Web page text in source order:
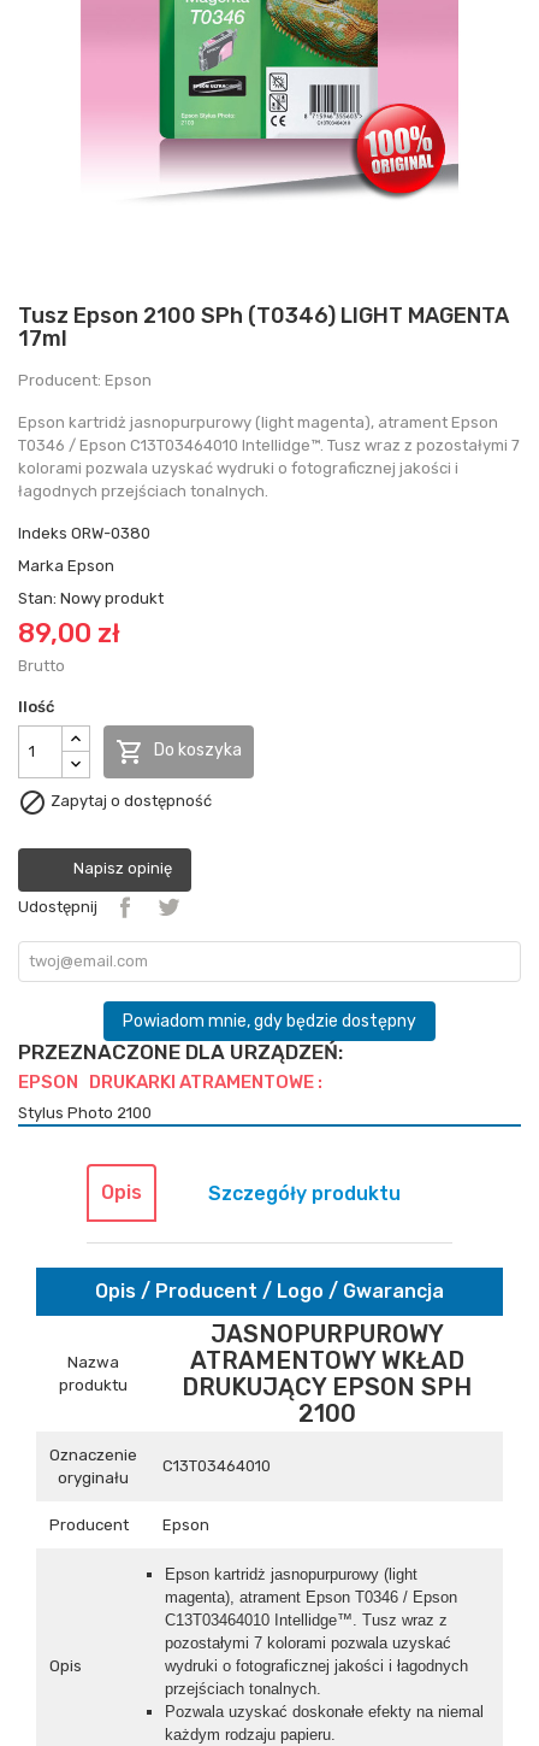
Tusz Epson 2100 SPh (T0346) LIGHT MAGENTA
17ml
Producent: Epson
Epson kartridż jasnopurpurowy (light magenta), atrament Epson
T0346 / Epson C13T03464010 Intellidge™. Tusz wraz z pozostałymi 7
kolorami pozwala uzyskać wydruki o fotograficznej jakości i
łagodnych przejściach tonalnych.
Indeks ORW-0380
Marka Epson
Stan: Nowy produkt
89,00 zł
Brutto
Ilość
 Do koszyka
 Zapytaj o dostępność
Napisz opinię
Udostępnij
Powiadom mnie, gdy będzie dostępny
PRZEZNACZONE DLA URZĄDZEŃ:
EPSON DRUKARKI ATRAMENTOWE :
Stylus Photo 2100
Opis Szczegóły produktu
Opis / Producent / Logo / Gwarancja
Nazwa
produktu
JASNOPURPUROWY
ATRAMENTOWY WKŁAD
DRUKUJĄCY EPSON SPH
2100
Oznaczenie
oryginału
C13T03464010
Producent Epson
Opis
Epson kartridż jasnopurpurowy (light
magenta), atrament Epson T0346 / Epson
C13T03464010 Intellidge™. Tusz wraz z
pozostałymi 7 kolorami pozwala uzyskać
wydruki o fotograficznej jakości i łagodnych
przejściach tonalnych.
Pozwala uzyskać doskonałe efekty na niemal
każdym rodzaju papieru.